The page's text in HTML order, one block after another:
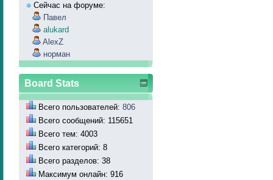
Сейчас на форуме:
Павел
alukard
AlexZ
норман
Board Stats
Всего пользователей: 806
Всего сообщений: 115651
Всего тем: 4003
Всего категорий: 8
Всего разделов: 38
Максимум онлайн: 916